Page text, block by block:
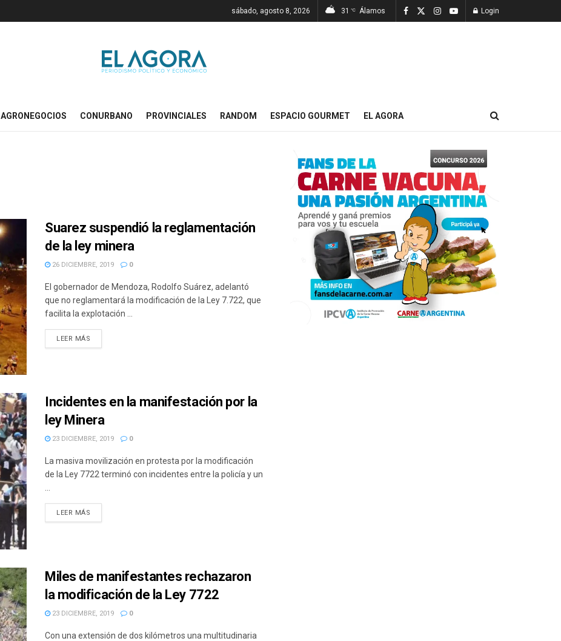
sábado, agosto 8, 2026 31 °C Álamos Login
AGRONEGOCIOS CONURBANO PROVINCIALES RANDOM ESPACIO GOURMET EL AGORA
Suarez suspendió la reglamentación
de la ley minera
26 DICIEMBRE, 2019 0
El gobernador de Mendoza, Rodolfo Suárez, adelantó
que no reglamentará la modificación de la Ley 7.722, que
facilita la explotación ...
LEER MÁS
Incidentes en la manifestación por la
ley Minera
23 DICIEMBRE, 2019 0
La masiva movilización en protesta por la modificación
de la Ley 7722 terminó con incidentes entre la policía y un
...
LEER MÁS
Miles de manifestantes rechazaron
la modificación de la Ley 7722
23 DICIEMBRE, 2019 0
Con una extensión de dos kilómetros una multitudinaria